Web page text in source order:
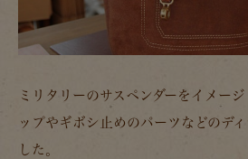
ミリタリーのサスペンダーをイメー
ップやギボシ止めのパーツなどのデ
した。